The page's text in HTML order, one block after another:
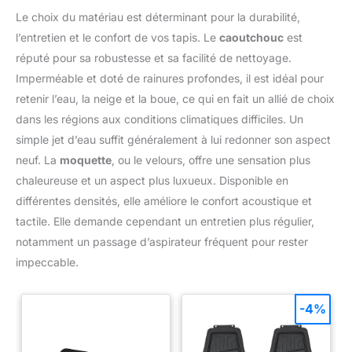
négocierons avec vous, si vous
ne pouvez pas accepter notre
programme, vous avez besoin
donnerons une adresse de
votre retour, nous vous
rembourserons immédiatement,
merci!
Le choix du matériau est déterminant pour la durabilité,
l’entretien et le confort de vos tapis. Le caoutchouc est
réputé pour sa robustesse et sa facilité de nettoyage.
Imperméable et doté de rainures profondes, il est idéal pour
retenir l’eau, la neige et la boue, ce qui en fait un allié de choix
dans les régions aux conditions climatiques difficiles. Un
simple jet d’eau suffit généralement à lui redonner son aspect
neuf. La moquette , ou le velours, offre une sensation plus
chaleureuse et un aspect plus luxueux. Disponible en
différentes densités, elle améliore le confort acoustique et
tactile. Elle demande cependant un entretien plus régulier,
notamment un passage d’aspirateur fréquent pour rester
impeccable.
-4%